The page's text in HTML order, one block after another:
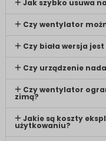
Jak szybko usuwa
Czy wentylator
Czy biała wersja
Czy urządzenie
Czy wentylator
zimą?
Jakie są koszty
użytkowaniu?